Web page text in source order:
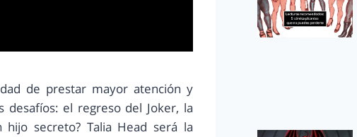
de prestar mayor atención y
desafíos: el regreso del Joker, la
secreto? Talia Head será la